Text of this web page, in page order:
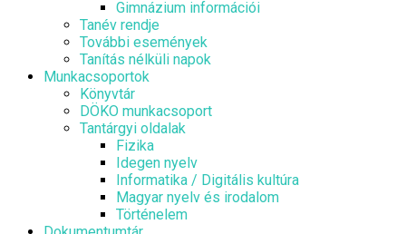
Gimnázium információi
Tanév rendje
További események
Tanítás nélküli napok
Munkacsoportok
Könyvtár
DÖKO munkacsoport
Tantárgyi oldalak
Fizika
Idegen nyelv
Informatika / Digitális kultúra
Magyar nyelv és irodalom
Történelem